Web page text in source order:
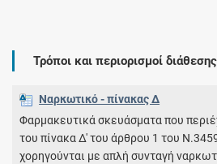
Τρόποι και περιορισμοί διάθεσης
Ναρκωτικό - πίνακας Δ
Φαρμακευτικά σκευάσματα που
του πίνακα Δ' του άρθρου 1 του
χορηγούνται με απλή συνταγή